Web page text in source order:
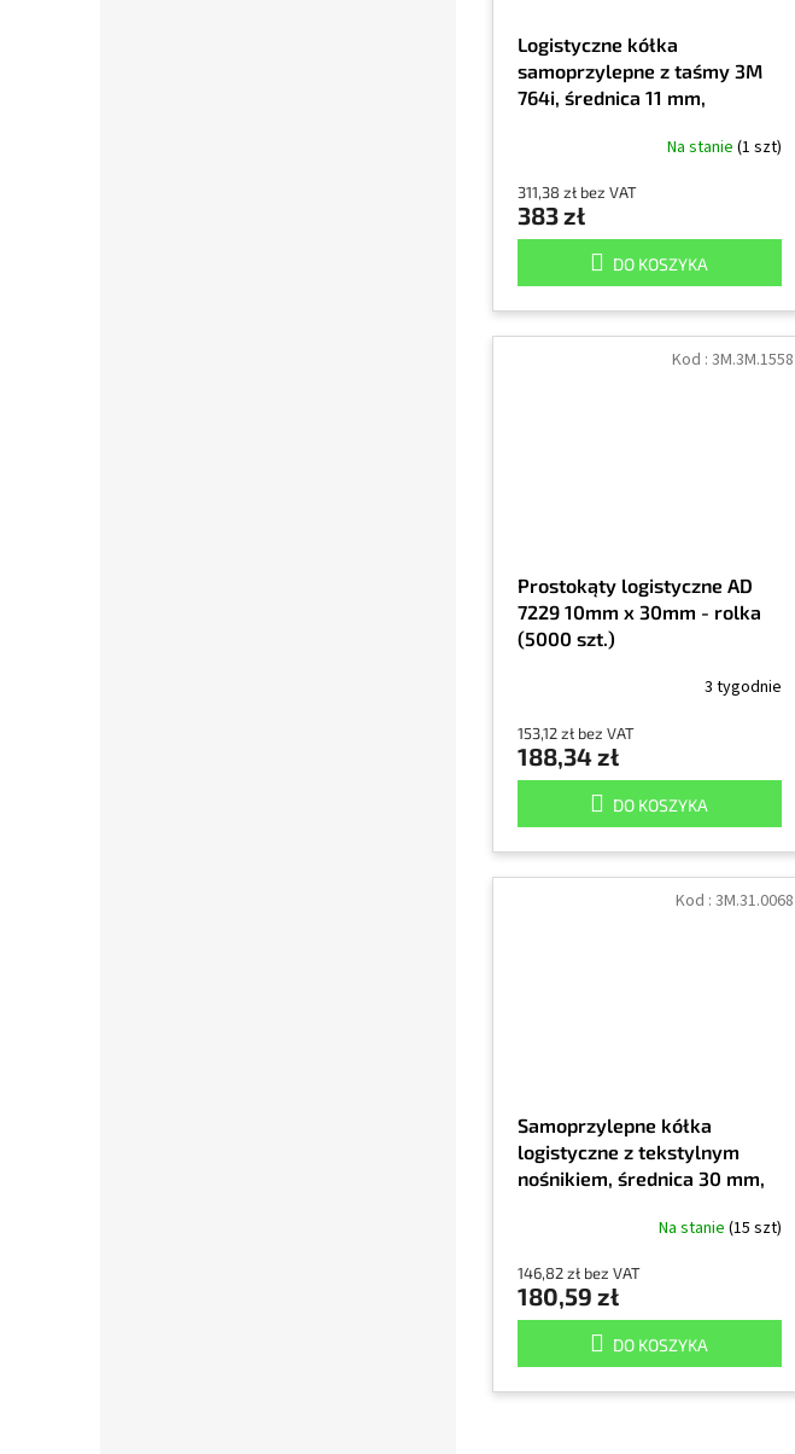
Logistyczne kółka
samoprzylepne z taśmy 3M
764i, średnica 11 mm,
Na stanie (1 szt)
311,38 zł bez VAT
383 zł
DO KOSZYKA
Prostokąty logistyczne AD
7229 10mm x 30mm - rolka
(5000 szt.)
3 tygodnie
153,12 zł bez VAT
188,34 zł
DO KOSZYKA
Kod : 3M.3M.1558
Samoprzylepne kółka
logistyczne z tekstylnym
nośnikiem, średnica 30 mm,
Na stanie (15 szt)
146,82 zł bez VAT
180,59 zł
DO KOSZYKA
Kod : 3M.31.0068